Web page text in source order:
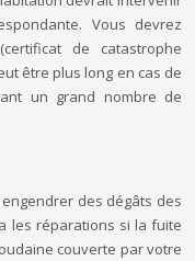
Vous devrez
de catastrophe
être plus long en cas de
un grand nombre de
des dégâts des
les réparations si la fuite
couverte par votre